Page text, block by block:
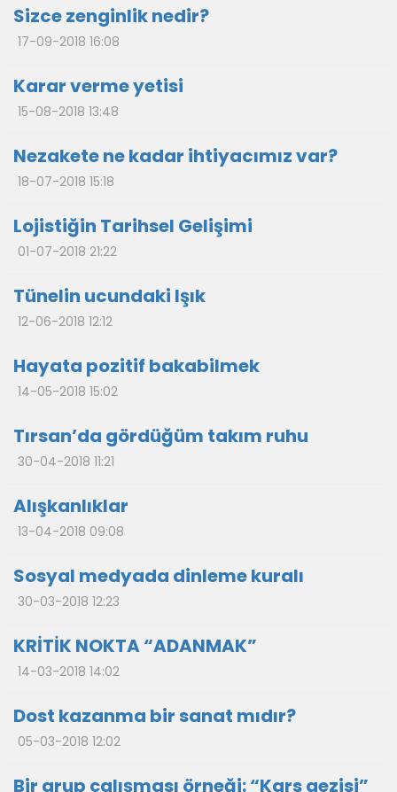
Sizce zenginlik nedir?
17-09-2018 16:08
Karar verme yetisi
15-08-2018 13:48
Nezakete ne kadar ihtiyacımız var?
18-07-2018 15:18
Lojistiğin Tarihsel Gelişimi
01-07-2018 21:22
Tünelin ucundaki Işık
12-06-2018 12:12
Hayata pozitif bakabilmek
14-05-2018 15:02
Tırsan’da gördüğüm takım ruhu
30-04-2018 11:21
Alışkanlıklar
13-04-2018 09:08
Sosyal medyada dinleme kuralı
30-03-2018 12:23
KRİTİK NOKTA “ADANMAK”
14-03-2018 14:02
Dost kazanma bir sanat mıdır?
05-03-2018 12:02
Bir grup çalışması örneği: “Kars gezisi”